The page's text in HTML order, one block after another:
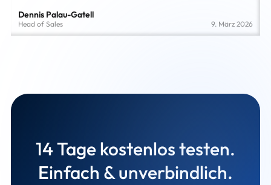
Dennis Palau-Gatell
Head of Sales 9. März 2026
14 Tage kostenlos testen.
Einfach & unverbindlich.